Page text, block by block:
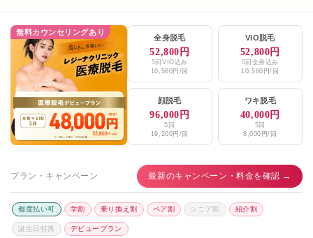
無料カウンセリングあり
全身脱毛
52,800円
5回VIO込み
10,560円/回
VIO脱毛
52,800円
5回全身込み
10,560円/回
顔脱毛
96,000円
5回
19,200円/回
ワキ脱毛
40,000円
5回
8,000円/回
プラン・キャンペーン 最新のキャンペーン・料金を確認 →
都度払い可 学割 乗り換え割 ペア割 シニア割 紹介割
誕生日特典 デビュープラン